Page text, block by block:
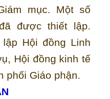
mục. Một số
được thiết lập.
Hội đồng Linh
Hội đồng kinh tế
phối Giáo phận.